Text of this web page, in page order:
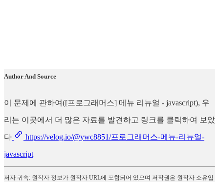
Author And Source
이 문제에 관하여([프로그래머스] 메뉴 리뉴얼 - javascript), 우
리는 이곳에서 더 많은 자료를 발견하고 링크를 클릭하여 보았
다 https://velog.io/@ywc8851/프로그래머스-메뉴-리뉴얼-
javascript
저자 귀속: 원작자 정보가 원작자 URL에 포함되어 있으며 저작권은 원작자 소유입